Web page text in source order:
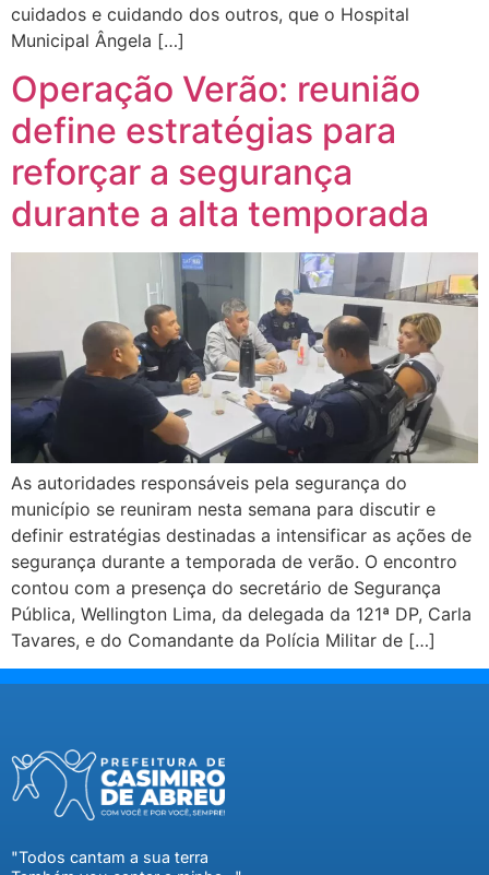
cuidados e cuidando dos outros, que o Hospital
Municipal Ângela […]
Operação Verão: reunião
define estratégias para
reforçar a segurança
durante a alta temporada
As autoridades responsáveis pela segurança do
município se reuniram nesta semana para discutir e
definir estratégias destinadas a intensificar as ações de
segurança durante a temporada de verão. O encontro
contou com a presença do secretário de Segurança
Pública, Wellington Lima, da delegada da 121ª DP, Carla
Tavares, e do Comandante da Polícia Militar de […]
"Todos cantam a sua terra